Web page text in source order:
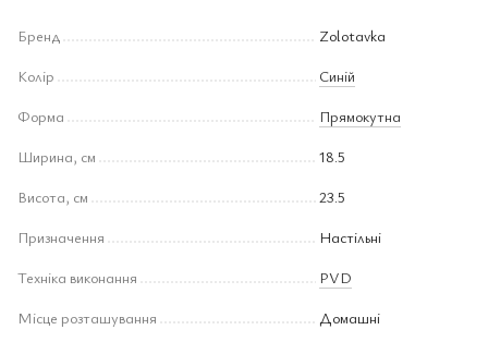
Бренд
Zolotavka
Колір
Синій
Форма
Прямокутна
Ширина, см
18.5
Висота, см
23.5
Призначення
Настільні
Техніка виконання
PVD
Місце розташування
Домашні